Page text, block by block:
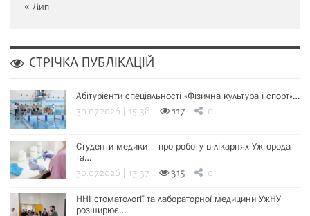
« Лип
СТРІЧКА ПУБЛІКАЦІЙ
Абітурієнти спеціальності «Фізична культура і спорт»…
30.07.2026 | 15:38 117 0
Студенти-медики – про роботу в лікарнях Ужгорода
та…
30.07.2026 | 13:37 315 0
ННІ стоматології та лабораторної медицини УжНУ
розширює…